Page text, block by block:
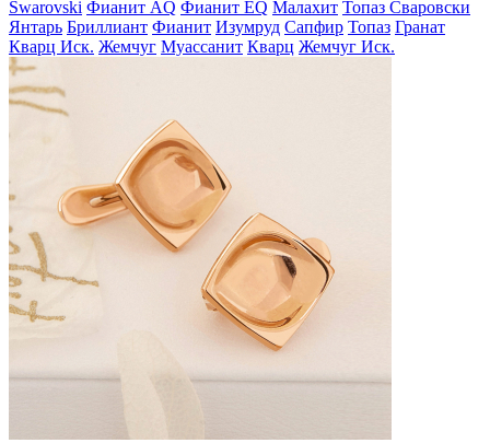
Swarovski Фианит AQ Фианит EQ Малахит Топаз Сваровски
Янтарь Бриллиант Фианит Изумруд Сапфир Топаз Гранат
Кварц Иск. Жемчуг Муассанит Кварц Жемчуг Иск.